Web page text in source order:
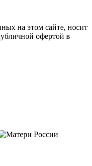
на этом сайте, носит
офертой в